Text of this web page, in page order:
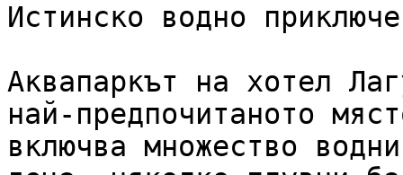
Истинско водно
Аквапаркът на хотел
най-предпочитаното
включва множество